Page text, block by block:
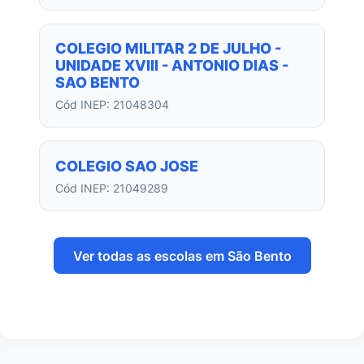
COLEGIO MILITAR 2 DE JULHO -
UNIDADE XVIII - ANTONIO DIAS -
SAO BENTO
Cód INEP: 21048304
COLEGIO SAO JOSE
Cód INEP: 21049289
Ver todas as escolas em São Bento